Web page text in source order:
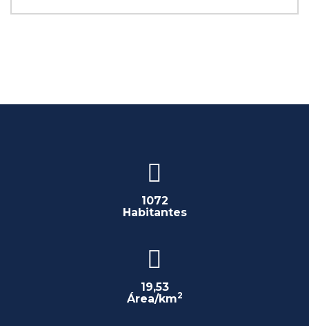
1072
Habitantes
19,53
Área/km2